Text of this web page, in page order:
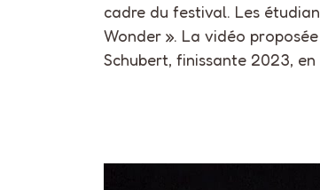
cadre du festival. Les
Wonder ». La vidéo
Schubert, finissante 2023, en